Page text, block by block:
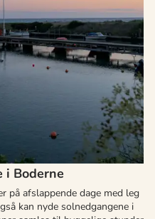
i Boderne
på afslappende dage med leg
kan nyde solnedgangene i